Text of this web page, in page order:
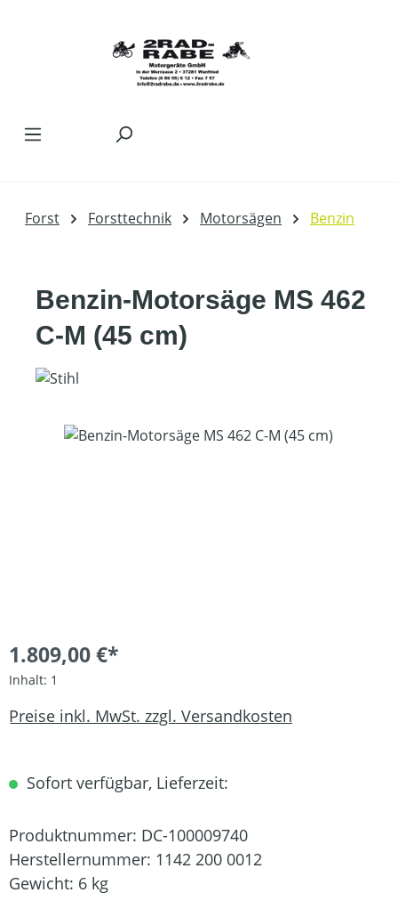
Forst Forsttechnik Motorsägen Benzin
Benzin-Motorsäge MS 462
C-M (45 cm)
Bildergalerie überspringen
1.809,00 €*
Inhalt: 1
Preise inkl. MwSt. zzgl. Versandkosten
Sofort verfügbar, Lieferzeit:
Produktnummer: DC-100009740
Herstellernummer: 1142 200 0012
Gewicht: 6 kg